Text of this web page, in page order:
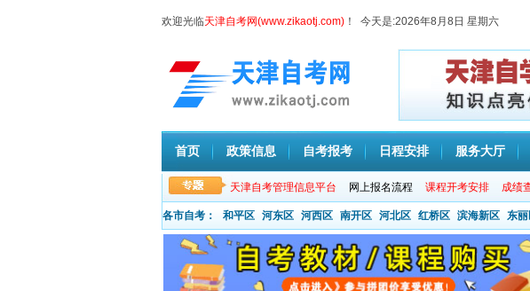
欢迎光临天津自考网(www.zikaotj.com) ！ 今天是:2026年8月8日 星期六
首页 政策信息 自考报考 日程安排 服务大厅
天津自考管理信息平台 网上报名流程 课程开考安排 成绩
各市自考： 和平区 河东区 河西区 南开区 河北区 红桥区 滨海新区 东